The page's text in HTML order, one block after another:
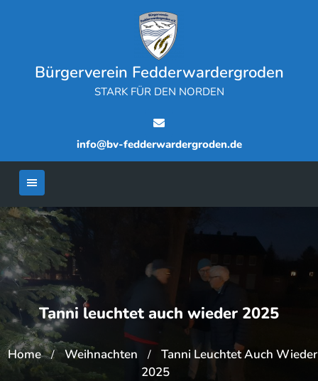
Bürgerverein Fedderwardergroden
STARK FÜR DEN NORDEN
info@bv-fedderwardergroden.de
Tanni leuchtet auch wieder 2025
Home / Weihnachten /
Tanni Leuchtet Auch Wieder
2025